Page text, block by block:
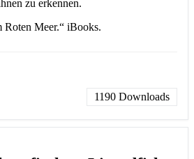
zu erkennen.
Roten Meer.“ iBooks.
1190 Downloads